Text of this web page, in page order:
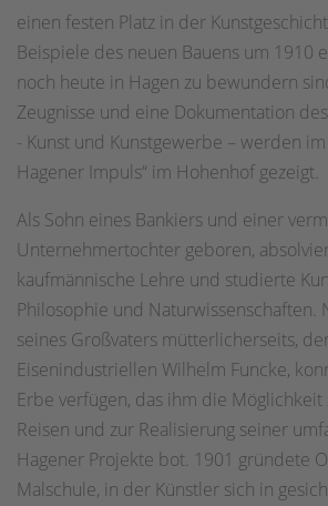
einen festen Platz in der
Beispiele des neuen Bauens um 1910
noch heute in Hagen zu bewundern
Zeugnisse und eine Dokumentation des
- Kunst und Kunstgewerbe – werden
Hagener Impuls“ im Hohenhof gezeigt.
Als Sohn eines Bankiers und einer
Unternehmertochter geboren,
kaufmännische Lehre und studierte
Philosophie und Naturwissenschaften.
seines Großvaters mütterlicherseits,
Eisenindustriellen Wilhelm Funcke,
Erbe verfügen, das ihm die Möglichkeit
Reisen und zur Realisierung seiner
Hagener Projekte bot. 1901 gründete
Malschule, in der Künstler sich in